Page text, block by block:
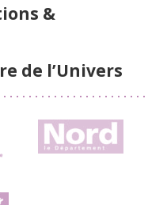
&
de l’Univers